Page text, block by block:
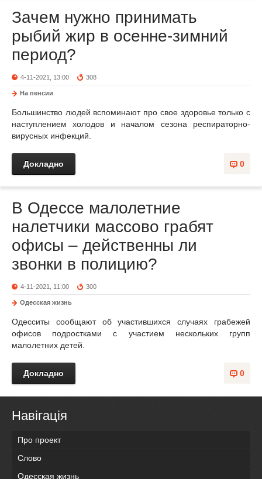
Зачем нужно принимать
рыбий жир в осенне-зимний
период?
4-11-2021, 13:00 308
На пенсии
Большинство людей вспоминают про свое здоровье только с
наступлением холодов и началом сезона респираторно-
вирусных инфекций.
0
Докладно
В Одессе малолетние
налетчики массово грабят
офисы – действенны ли
звонки в полицию?
4-11-2021, 11:00 300
Одесская жизнь
Одесситы сообщают об участившихся случаях грабежей
офисов подростками с участием нескольких групп
малолетних детей.
0
Докладно
Навігація
Про проект
Слово
Одесская жизнь